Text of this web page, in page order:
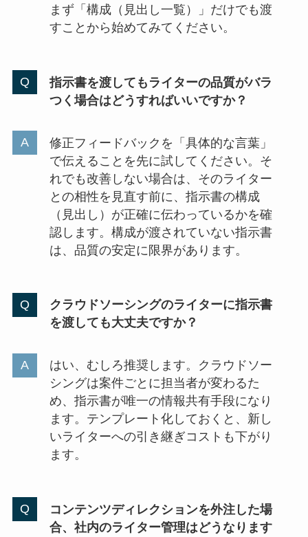
まず「構成（見出し一覧）」だけでも渡
すことから始めてみてください。
指示書を渡してもライターの品質がバラ
つく場合はどうすればいいですか？
修正フィードバックを「具体的な言葉」
で伝えることを先に試してください。そ
れでも改善しない場合は、そのライター
との相性を見直す前に、指示書の構成
（見出し）が正確に伝わっているかを確
認します。構成が渡されていない指示書
は、品質の安定に限界があります。
クラウドソーシングのライターに指示書
を渡しても大丈夫ですか？
はい、むしろ推奨します。クラウドソー
シングは案件ごとに担当者が変わるた
め、指示書が唯一の情報共有手段になり
ます。テンプレート化しておくと、新し
いライターへの引き継ぎコストも下がり
ます。
コンテンツディレクションを外注した場
合、社内のライター管理はどうなります